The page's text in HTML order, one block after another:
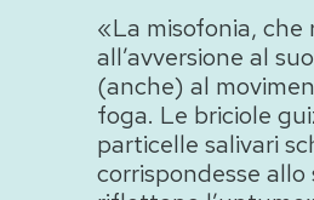
Scienza
Cultura
Economia
Sport
«La misofonia, che
all’avversione al
(anche) al
foga. Le briciole
particelle salivari
corrispondesse